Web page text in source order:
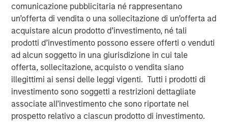
comunicazione pubblicitaria né rappresentano
un’offerta di vendita o una sollecitazione di un’offerta ad
acquistare alcun prodotto d’investimento, né tali
prodotti d’investimento possono essere offerti o venduti
ad alcun soggetto in una giurisdizione in cui tale
offerta, sollecitazione, acquisto o vendita siano
illegittimi ai sensi delle leggi vigenti. Tutti i prodotti di
investimento sono soggetti a restrizioni dettagliate
associate all’investimento che sono riportate nel
prospetto relativo a ciascun prodotto di investimento.
About Morgan Stanley Infrastructure
Morgan Stanley Infrastructure (MSI) is a leading global
infrastructure investment platform. MSI employs a value-
creation investment strategy and through an established,
disciplined process, seeks to invest in diverse
infrastructure assets in predominantly OECD countries.
MSI's team, one of the largest in the industry, is based in
New York, London, Melbourne, Hong Kong, Amsterdam,
and Mumbai. Team members possess considerable